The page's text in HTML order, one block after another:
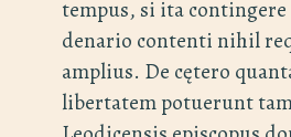
tempus, si ita
denario contenti nihil
amplius. De cętero
libertatem potuerunt